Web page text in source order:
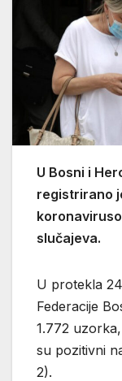
U Bosni i
registrirano
slučajeva.
U protekla
Federacije
1.772
su pozitivni
2).